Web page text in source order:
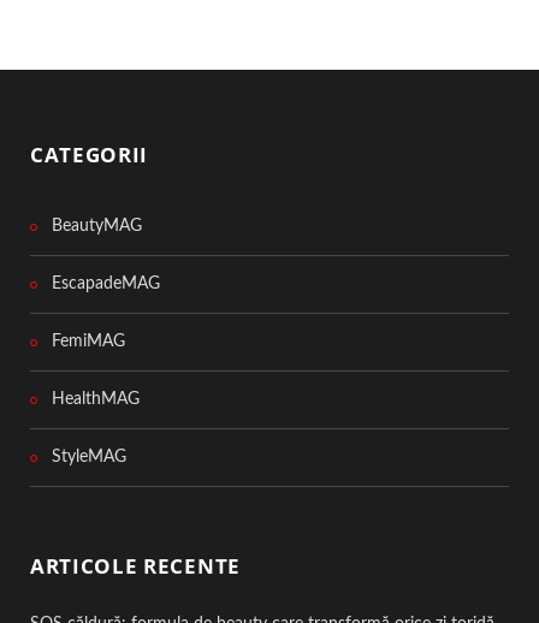
CATEGORII
BeautyMAG
EscapadeMAG
FemiMAG
HealthMAG
StyleMAG
ARTICOLE RECENTE